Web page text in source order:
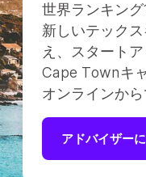
世界ランキング
新しいテック
え、スタート
Cape Townキ
オンラインから
アドバイザー